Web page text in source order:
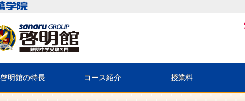
啓明館の特長 コース紹介 授業料